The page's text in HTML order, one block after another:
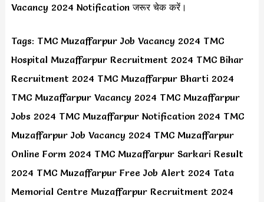
Vacancy 2024 Notification जरूर चेक करें।
Tags: TMC Muzaffarpur Job Vacancy 2024 TMC
Hospital Muzaffarpur Recruitment 2024 TMC Bihar
Recruitment 2024 TMC Muzaffarpur Bharti 2024
TMC Muzaffarpur Vacancy 2024 TMC Muzaffarpur
Jobs 2024 TMC Muzaffarpur Notification 2024 TMC
Muzaffarpur Job Vacancy 2024 TMC Muzaffarpur
Online Form 2024 TMC Muzaffarpur Sarkari Result
2024 TMC Muzaffarpur Free Job Alert 2024 Tata
Memorial Centre Muzaffarpur Recruitment 2024